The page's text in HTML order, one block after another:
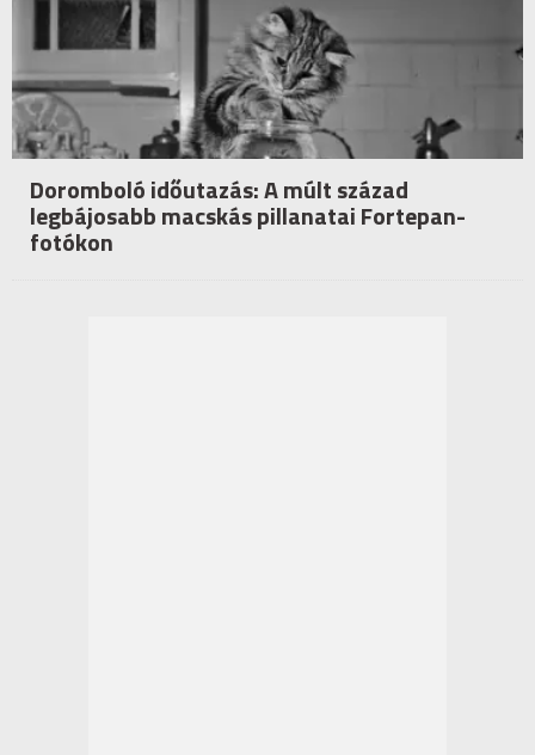
Doromboló időutazás: A múlt század
legbájosabb macskás pillanatai Fortepan-
fotókon